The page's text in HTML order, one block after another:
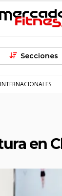
Secciones
INTERNACIONALES
en